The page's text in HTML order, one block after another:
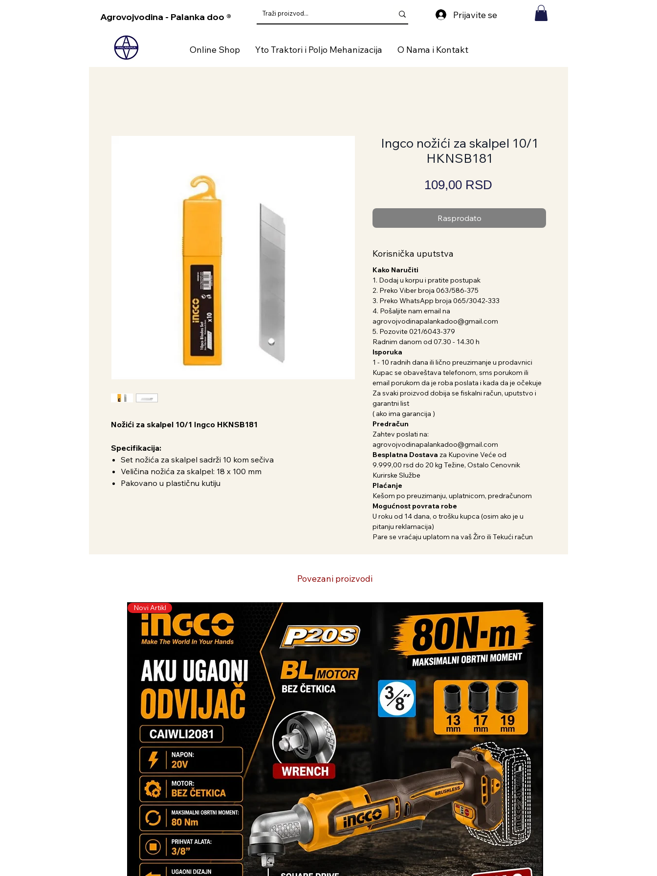
Agrovojvodina - Palanka doo ® Prijavite se
Online Shop Yto Traktori i Poljo Mehanizacija O Nama i Kontakt
Nožići za skalpel 10/1 Ingco HKNSB181
Specifikacija:
Set nožića za skalpel sadrži 10 kom sečiva
Veličina nožića za skalpel: 18 x 100 mm
Pakovano u plastičnu kutiju
Ingco nožići za skalpel 10/1
HKNSB181
109,00 RSDPrice
Rasprodato
Korisnička uputstva
Kako Naručiti
1. Dodaj u korpu i pratite postupak
2. Preko Viber broja 063/586-375
3. Preko WhatsApp broja 065/3042-333
4. Pošaljite nam email na
agrovojvodinapalankadoo@gmail.com
5. Pozovite 021/6043-379
Radnim danom od 07.30 - 14.30 h
Isporuka
1 - 10 radnih dana ili lično preuzimanje u prodavnici
Kupac se obaveštava telefonom, sms porukom ili
email porukom da je roba poslata i kada da je očekuje
Za svaki proizvod dobija se fiskalni račun, uputstvo i
garantni list
( ako ima garancija )
Predračun
Zahtev poslati na:
agrovojvodinapalankadoo@gmail.com
Besplatna Dostava za Kupovine Veće od
9.999,00 rsd do 20 kg Težine, Ostalo Cenovnik
Kurirske Službe
Plaćanje
Kešom po preuzimanju, uplatnicom, predračunom
Mogućnost povrata robe
U roku od 14 dana, o trošku kupca (osim ako je u
pitanju reklamacija)
Pare se vraćaju uplatom na vaš Žiro ili Tekući račun
Povezani proizvodi
Novi Artikl